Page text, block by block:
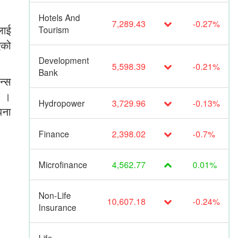
।
Hotels And
Tourism
7,289.43 -0.27%
Development
Bank
5,598.39 -0.21%
Hydropower 3,729.96 -0.13%
Finance 2,398.02 -0.7%
Microfinance 4,562.77 0.01%
Non-Life
Insurance
10,607.18 -0.24%